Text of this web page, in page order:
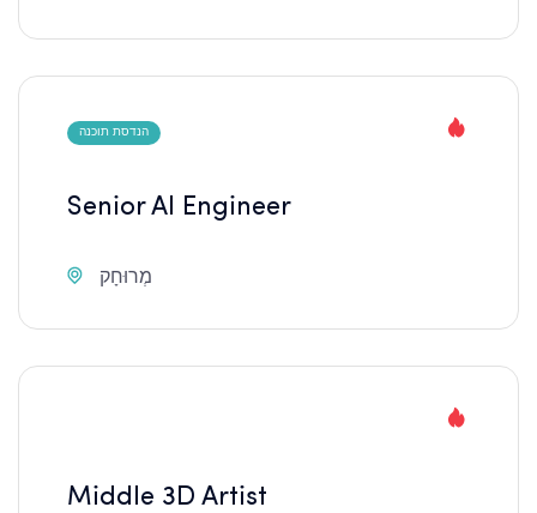
הנדסת תוכנה
Senior AI Engineer
מְרוּחָק
Middle 3D Artist